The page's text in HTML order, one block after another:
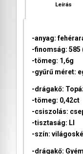
Leírás
-anyag:
-finomság: 585
-tömeg: 1,6g
-gyűrű méret:
-drágakő:
-tömeg: 0,42ct
-csiszolás:
-tisztaság: LI
-szín:
-drágakő: